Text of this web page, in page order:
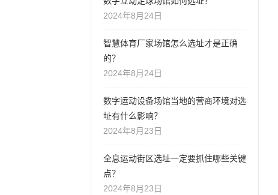
2024年8月24日
智慧体育厂家场馆怎么选址才是正确
的？
2024年8月24日
数字运动设备场馆当地的营商环境对选
址有什么影响？
2024年8月23日
全息运动街区选址一定要抓住哪些关键
点？
2024年8月23日